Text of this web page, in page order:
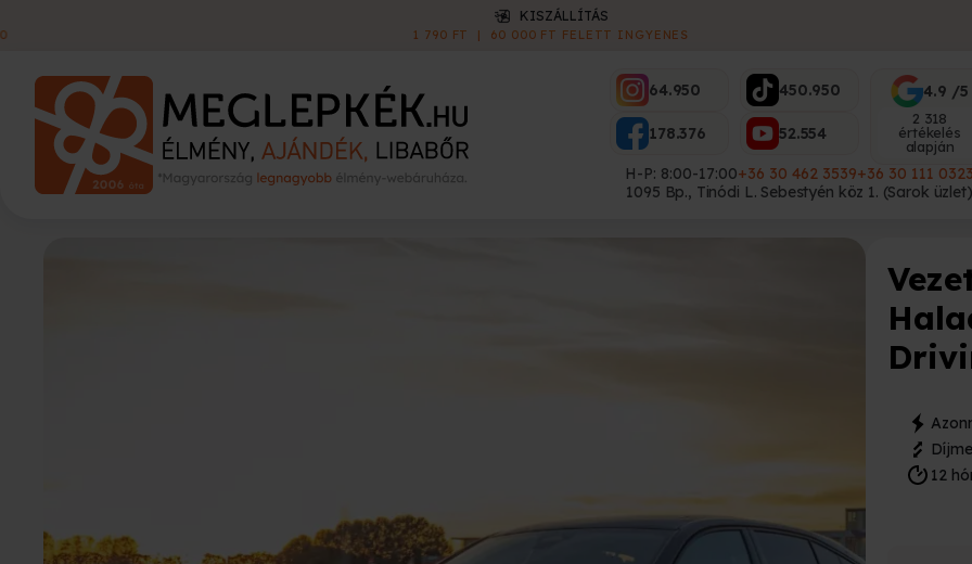
60 000 FT FELETT INGYENES
64.950
178.376
450.950
52.554
4.9 /5
2 318
értékelés
alapján
H-P: 8:00-17:00+36 30 462 3539+36 30 111
1095 Bp., Tinódi L. Sebestyén köz 1. (Sarok üzlet)
12